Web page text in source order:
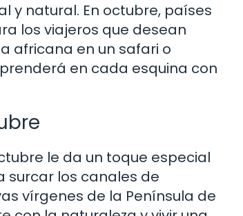
y natural. En octubre, países
los viajeros que desean
africana en un safari o
en cada esquina con
le da un toque especial
surcar los canales de
vírgenes de la Península de